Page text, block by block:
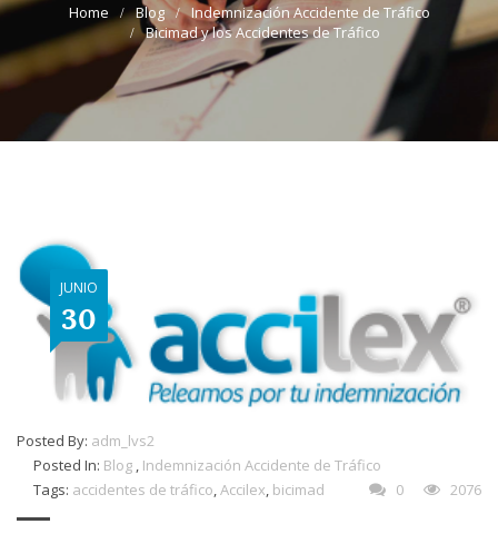
Blog
Indemnización Accidente de Tráfico
Bicimad y los Accidentes de Tráfico
JUNIO
30
Posted By: adm_lvs2
Posted In: Blog , Indemnización Accidente de Tráfico
Tags: accidentes de tráfico,Accilex, bicimad 0 2076